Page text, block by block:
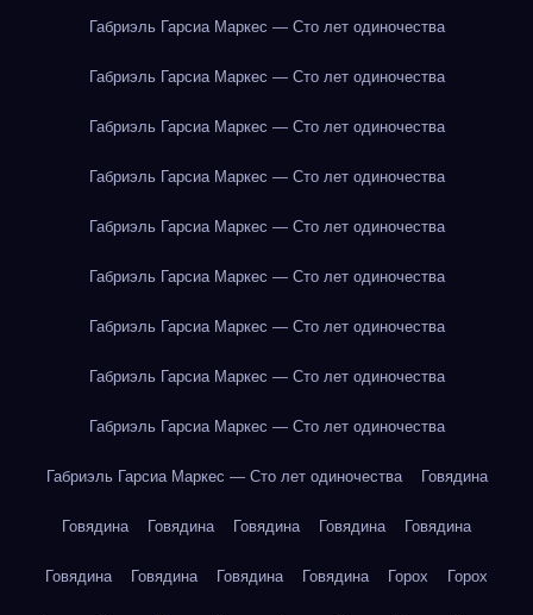
Габриэль Гарсиа Маркес — Сто лет одиночества
Габриэль Гарсиа Маркес — Сто лет одиночества
Габриэль Гарсиа Маркес — Сто лет одиночества
Габриэль Гарсиа Маркес — Сто лет одиночества
Габриэль Гарсиа Маркес — Сто лет одиночества
Габриэль Гарсиа Маркес — Сто лет одиночества
Габриэль Гарсиа Маркес — Сто лет одиночества
Габриэль Гарсиа Маркес — Сто лет одиночества
Габриэль Гарсиа Маркес — Сто лет одиночества
Габриэль Гарсиа Маркес — Сто лет одиночества Говядина
Говядина Говядина Говядина Говядина Говядина
Говядина Говядина Говядина Говядина Горох Горох